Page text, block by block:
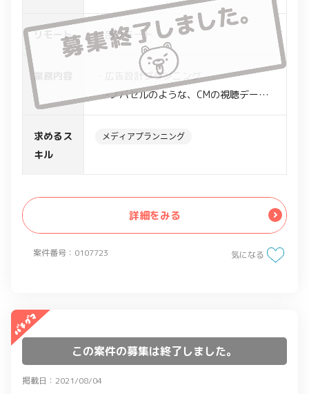
案件番号：0107723
リモート 一部リモート
業務内容
・広告設計プランニング
-ノバセルのような、CMの視聴データ
現在Web広告知見のある方はいるが、
求めるス
キル
メディアプランニング
詳細をみる
気になる
この案件の募集は終了しました。
掲載日：2021/08/04